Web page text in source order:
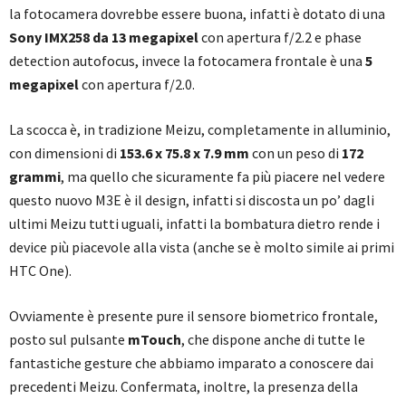
la fotocamera dovrebbe essere buona, infatti è dotato di una
Sony IMX258 da 13 megapixelcon apertura f/2.2 e phase
detection autofocus, invece la fotocamera frontale è una 5
megapixelcon apertura f/2.0.
La scocca è, in tradizione Meizu, completamente in alluminio,
con dimensioni di 153.6 x 75.8 x 7.9 mm con un peso di 172
grammi, ma quello che sicuramente fa più piacere nel vedere
questo nuovo M3E è il design, infatti si discosta un po’ dagli
ultimi Meizu tutti uguali, infatti la bombatura dietro rende i
device più piacevole alla vista (anche se è molto simile ai primi
HTC One).
Ovviamente è presente pure il sensore biometrico frontale,
posto sul pulsante mTouch, che dispone anche di tutte le
fantastiche gesture che abbiamo imparato a conoscere dai
precedenti Meizu. Confermata, inoltre, la presenza della